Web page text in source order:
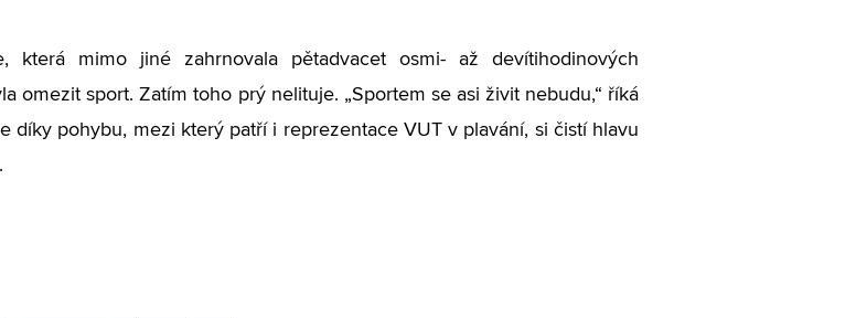
která mimo jiné zahrnovala pětadvacet osmi- až devítihodinových
omezit sport. Zatím toho prý nelituje. „Sportem se asi živit nebudu,“ říká
díky pohybu, mezi který patří i reprezentace VUT v plavání, si čistí hlavu